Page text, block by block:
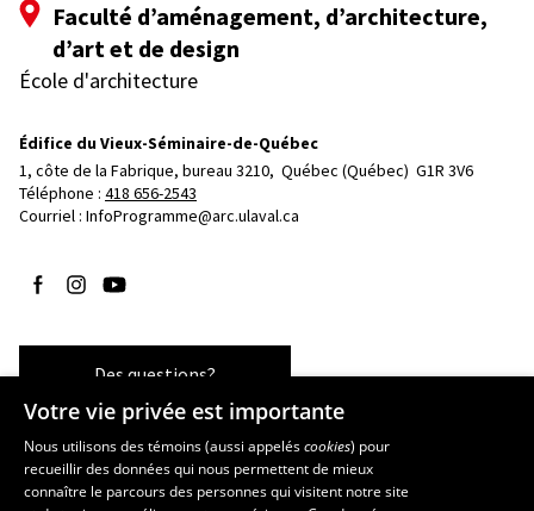
Faculté d’aménagement, d’architecture,
d’art et de design
École d'architecture
Édifice du Vieux-Séminaire-de-Québec
1, côte de la Fabrique, bureau 3210, Québec (Québec)  G1R 3V6
Téléphone : 418 656-2543
Courriel : InfoProgramme@arc.ulaval.ca
Suivez-nous sur Facebook
Suivez-nous sur Instagram
Suivez-nous sur YouTube
Des questions?
Les écoles et la recherche
Votre vie privée est importante
Nous utilisons des témoins (aussi appeléscookies) pour
recueillir des données qui nous permettent de mieux
connaître le parcours des personnes qui visitent notre site